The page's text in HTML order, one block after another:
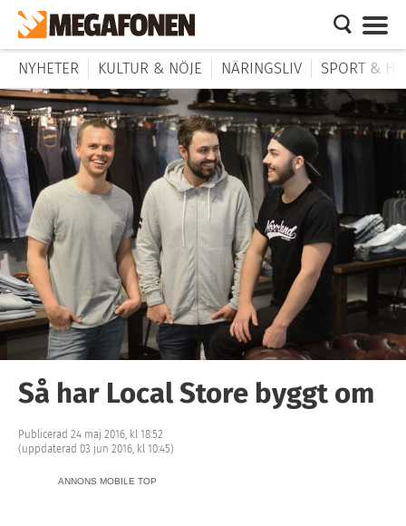
NYHETER KULTUR & NÖJE NÄRINGSLIV SPORT &
Så har Local Store byggt om
Publicerad 24 maj 2016, kl 18:52
(uppdaterad 03 jun 2016, kl 10:45)
ANNONS MOBILE TOP